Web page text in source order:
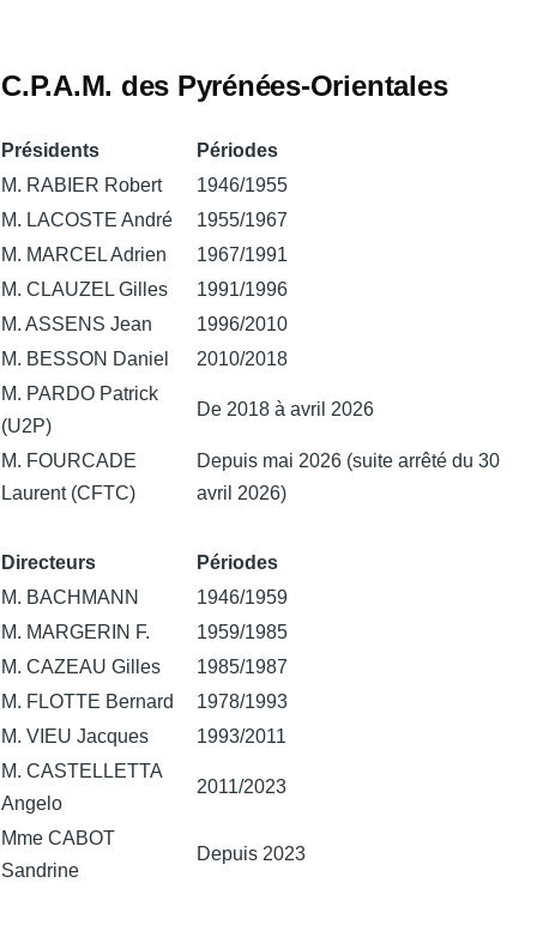
C.P.A.M. des Pyrénées-Orientales
Présidents
Périodes
M. RABIER Robert
1946/1955
M. LACOSTE André
1955/1967
M. MARCEL Adrien
1967/1991
M. CLAUZEL Gilles
1991/1996
M. ASSENS Jean
1996/2010
M. BESSON Daniel
2010/2018
M. PARDO Patrick
(U2P)
De 2018 à avril 2026
M. FOURCADE
Laurent (CFTC)
Depuis mai 2026 (suite arrêté du 30
avril 2026)
Directeurs
Périodes
M. BACHMANN
1946/1959
M. MARGERIN F.
1959/1985
M. CAZEAU Gilles
1985/1987
M. FLOTTE Bernard
1978/1993
M. VIEU Jacques
1993/2011
M. CASTELLETTA
Angelo
2011/2023
Mme CABOT
Sandrine
Depuis 2023